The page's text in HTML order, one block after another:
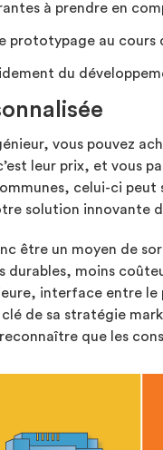
à prendre en
prototypage au cours
du
vous pouvez
leur prix, et vous
celui-ci
solution innovante
être un moyen de
durables, moins
interface entre
de sa stratégie
que les